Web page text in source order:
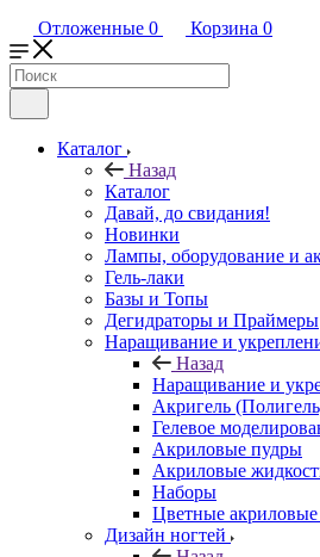
Отложенные 0 Корзина 0
Каталог
Назад
Каталог
Давай, до свидания!
Новинки
Лампы, оборудование и
Гель-лаки
Базы и Топы
Дегидраторы и Праймеры
Наращивание и
Назад
Наращивание и
Акригель
Гелевое
Акриловые пудры
Акриловые
Наборы
Цветные
Дизайн ногтей